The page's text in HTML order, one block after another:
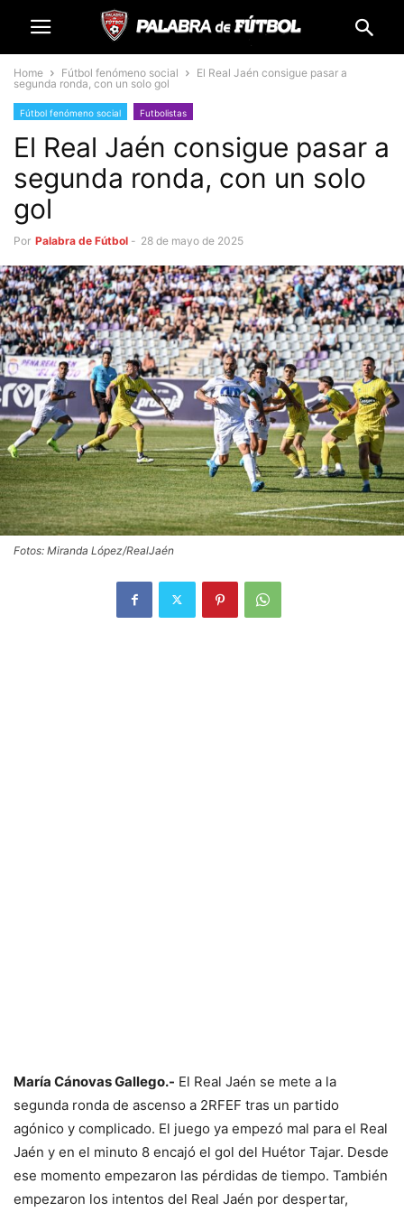
Home Fútbol fenómeno social
El Real Jaén consigue pasar a
segunda ronda, con un solo gol
Fútbol fenómeno social Futbolistas
El Real Jaén consigue pasar a
segunda ronda, con un solo
gol
Por Palabra de Fútbol - 28 de mayo de 2025
Fotos: Miranda López/RealJaén
María Cánovas Gallego.- El Real Jaén se mete a la
segunda ronda de ascenso a 2RFEF tras un partido
agónico y complicado. El juego ya empezó mal para el Real
Jaén y en el minuto 8 encajó el gol del Huétor Tajar. Desde
ese momento empezaron las pérdidas de tiempo. También
empezaron los intentos del Real Jaén por despertar,